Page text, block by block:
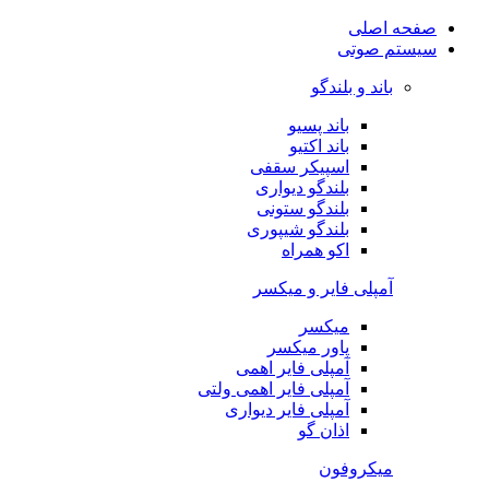
صفحه اصلی
سیستم صوتی
باند و بلندگو
باند پسیو
باند اکتیو
اسپیکر سقفی
بلندگو دیواری
بلندگو ستونی
بلندگو شیپوری
اکو همراه
آمپلی فایر و میکسر
میکسر
پاور میکسر
آمپلی فایر اهمی
آمپلی فایر اهمی ولتی
آمپلی فایر دیواری
اذان گو
میکروفون